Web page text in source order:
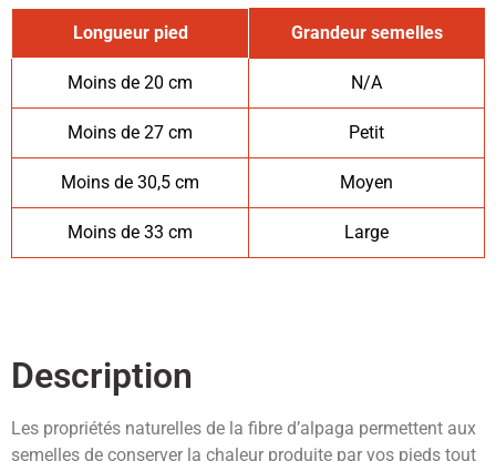
Longueur pied Grandeur semelles
Moins de 20 cm N/A
Moins de 27 cm Petit
Moins de 30,5 cm Moyen
Moins de 33 cm Large
Description
Les propriétés naturelles de la fibre d’alpaga permettent aux
semelles de conserver la chaleur produite par vos pieds tout